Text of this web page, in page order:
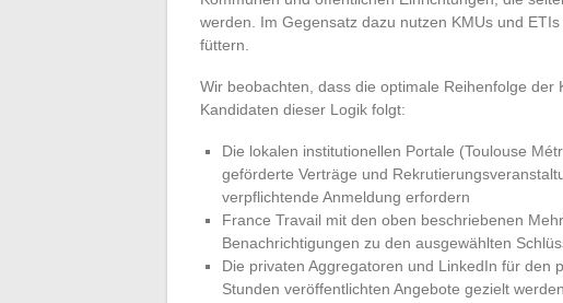
werden. Im Gegensatz dazu nutzen KMUs und
füttern.
Wir beobachten, dass die optimale Reihenfolge der
Kandidaten dieser Logik folgt:
Die lokalen institutionellen Portale (Toulouse
geförderte Verträge und
verpflichtende Anmeldung erfordern
France Travail mit den oben beschriebenen
Benachrichtigungen zu den ausgewählten
Die privaten Aggregatoren und LinkedIn für den
Stunden veröffentlichten Angebote gezielt